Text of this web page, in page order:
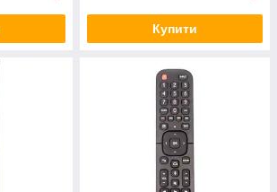
Купити